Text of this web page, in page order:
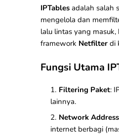
IPTables adalah salah
mengelola dan
lalu lintas yang
framework Netfilter di
Fungsi Utama
Filtering Paket:
lainnya.
Network
internet berbagi